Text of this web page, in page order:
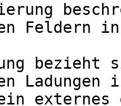
Feldern in
bezieht
externes